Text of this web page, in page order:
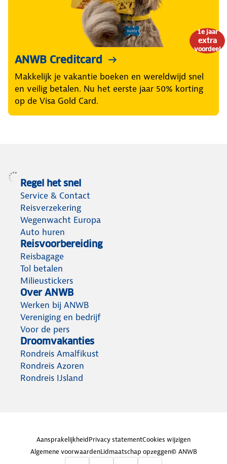
1e jaar
extra
voordeel
ANWB Creditcard
Makkelijk je vakantie boeken en wereldwijd snel
en veilig betalen. Nu het eerste jaar 50% korting
op de Visa Gold Card.
Regel het snel
Service & Contact
Reisverzekering
Wegenwacht Europa
Auto huren
Reisvoorbereiding
Reisbagage
Tol betalen
Milieustickers
Over ANWB
Werken bij ANWB
Vereniging en bedrijf
Voor de pers
Droomvakanties
Rondreis Amalfikust
Rondreis Azoren
Rondreis IJsland
AansprakelijkheidPrivacy statementCookies wijzigen
Algemene voorwaardenLidmaatschap opzeggen© ANWB